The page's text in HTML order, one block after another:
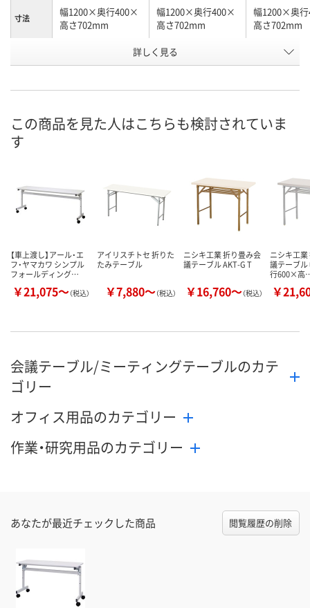
寸法
幅1200×奥行400×
高さ702mm
幅1200×奥行400×
高さ702mm
幅1200×奥
高さ702mm
ナチュラル ホワイト
号
お届け日
カゴへ カゴへ カ
詳しく見る
この商品を見た人はこちらも検討されていま
す
【車上渡し】アール・エ
フ・ヤマカワ シンプル
フォールディング…
￥21,075～（税込）
アイリスチトセ 折りた
たみテーブル
￥7,880～（税込）
ニシキ工業 折り畳み会
議テーブル AKT-G T
￥16,760～（税込）
ニシキ工
議テーブ
行600×高
￥
会議テーブル/ミーティングテーブルのカテ
ゴリー
オフィス用品のカテゴリー
作業・研究用品のカテゴリー
あなたが最近チェックした商品 閲覧履歴の削除